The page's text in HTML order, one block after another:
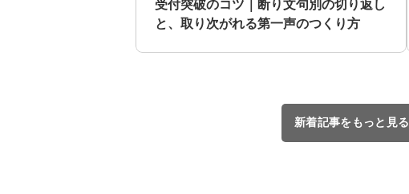
受付突破のコツ｜断り文句別の切り返し
と、取り次がれる第一声のつくり方
新着記事をもっと見る